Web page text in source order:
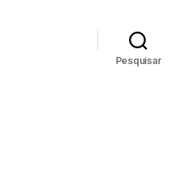
Pesquisar